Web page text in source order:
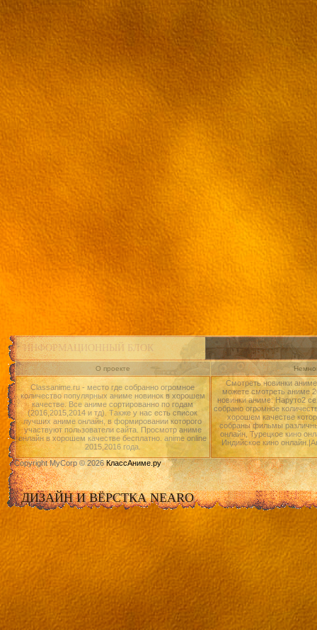
ИНФОРМАЦИОННЫЙ БЛОК
О проекте
Classanime.ru - место где собранно огромное
количество популярных аниме новинок в хорошем
качестве. Все аниме сортированно по годам
(2016,2015,2014 и тд). Также у нас есть список
лучших аниме онлайн, в формировании которого
участвуют пользователи сайта. Просмотр аниме
онлайн в хорошем качестве бесплатно. anime online
2015,2016 года.
Смотреть новинки
можете смотреть аниме
новинки аниме: Наруто2
собрано огромное
хорошем качестве
собраны фильмы
онлайн, Турецкое кино
Индийское кино
Copyright MyCorp © 2026КлассАниме.ру
ДИЗАЙН И ВЁРСТКА NEARO